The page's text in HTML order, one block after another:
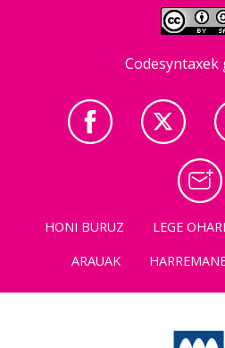
Codesyntaxek
HONI BURUZ LEGE
ARAUAK